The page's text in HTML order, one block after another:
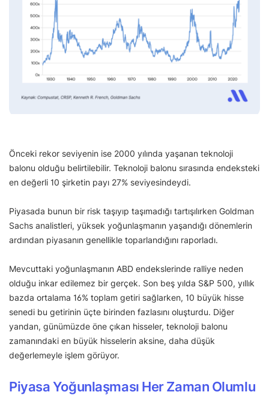
Önceki rekor seviyenin ise 2000 yılında yaşanan teknoloji
balonu olduğu belirtilebilir. Teknoloji balonu sırasında endeksteki
en değerli 10 şirketin payı 27% seviyesindeydi.
Piyasada bunun bir risk taşıyıp taşımadığı tartışılırken Goldman
Sachs analistleri, yüksek yoğunlaşmanın yaşandığı dönemlerin
ardından piyasanın genellikle toparlandığını raporladı.
Mevcuttaki yoğunlaşmanın ABD endekslerinde ralliye neden
olduğu inkar edilemez bir gerçek. Son beş yılda S&P 500, yıllık
bazda ortalama 16% toplam getiri sağlarken, 10 büyük hisse
senedi bu getirinin üçte birinden fazlasını oluşturdu. Diğer
yandan, günümüzde öne çıkan hisseler, teknoloji balonu
zamanındaki en büyük hisselerin aksine, daha düşük
değerlemeyle işlem görüyor.
Piyasa Yoğunlaşması Her Zaman Olumlu